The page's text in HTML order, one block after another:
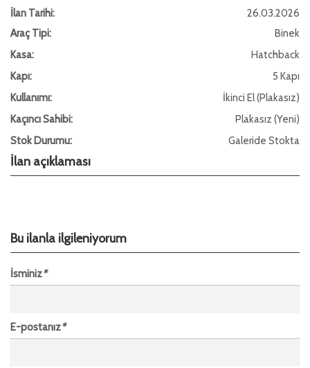
İlan Tarihi:
26.03.2026
Araç Tipi:
Binek
Kasa:
Hatchback
Kapı:
5 Kapı
Kullanımı:
İkinci El (Plakasız)
Kaçıncı Sahibi:
Plakasız (Yeni)
Stok Durumu:
Galeride Stokta
İlan açıklaması
Bu ilanla ilgileniyorum
İsminiz*
E-postanız*